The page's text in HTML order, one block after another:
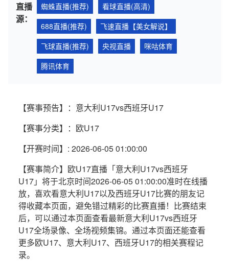
直播
源：
蜘蛛直播(推荐)
看球直播(高清)
688直播(推荐)
飞速直播【美女解说】
飞球直播(推荐)
央视直播
咪咕体育
腾讯体育
【赛事预告】：意大利U17vs西班牙U17
【赛事分类】：欧U17
【开赛时间】: 2026-06-05 01:00:00
【赛事简介】欧U17直播「意大利U17vs西班牙
U17」将于北京时间2026-06-05 01:00:00准时在线播
放，喜欢看意大利U17以及西班牙U17比赛的朋友记
得收藏本页面，避免错过精彩的比赛直播！比赛结束
后，可以通过本页面查看最新意大利U17vs西班牙
U17全场录像、全场视频集锦。通过本页面还能查看
更多欧U17、意大利U17、西班牙U17的相关赛程记
录。